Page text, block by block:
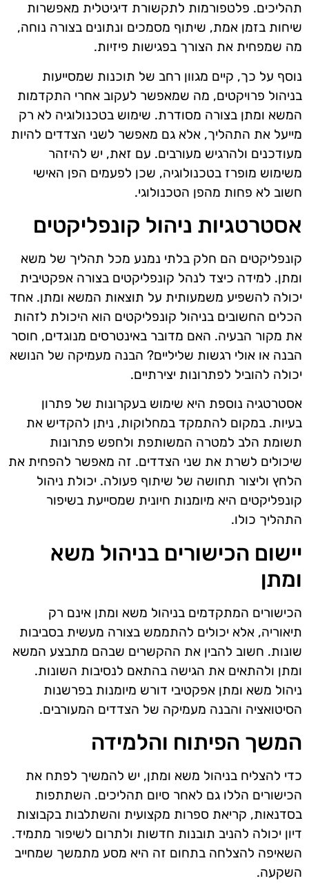
תהליכים. פלטפורמות לתקשורת דיגיטלית מאפשרות
שיחות בזמן אמת, שיתוף מסמכים ונתונים בצורה נוחה,
מה שמפחית את הצורך בפגישות פיזיות.
נוסף על כך, קיים מגוון רחב של תוכנות שמסייעות
בניהול פרויקטים, מה שמאפשר לעקוב אחרי התקדמות
המשא ומתן בצורה מסודרת. שימוש בטכנולוגיה לא רק
מייעל את התהליך, אלא גם מאפשר לשני הצדדים להיות
מעודכנים ולהרגיש מעורבים. עם זאת, יש להיזהר
משימוש מופרז בטכנולוגיה, שכן לפעמים הפן האישי
חשוב לא פחות מהפן הטכנולוגי.
אסטרטגיות ניהול קונפליקטים
קונפליקטים הם חלק בלתי נמנע מכל תהליך של משא
ומתן. למידה כיצד לנהל קונפליקטים בצורה אפקטיבית
יכולה להשפיע משמעותית על תוצאות המשא ומתן. אחד
הכלים החשובים בניהול קונפליקטים הוא היכולת לזהות
את מקור הבעיה. האם מדובר באינטרסים מנוגדים, חוסר
הבנה או אולי רגשות שליליים? הבנה מעמיקה של הנושא
יכולה להוביל לפתרונות יצירתיים.
אסטרטגיה נוספת היא שימוש בעקרונות של פתרון
בעיות. במקום להתמקד במחלוקות, ניתן להקדיש את
תשומת הלב למטרה המשותפת ולחפש פתרונות
שיכולים לשרת את שני הצדדים. זה מאפשר להפחית את
הלחץ וליצור תחושה של שיתוף פעולה. יכולת ניהול
קונפליקטים היא מיומנות חיונית שמסייעת בשיפור
התהליך כולו.
יישום הכישורים בניהול משא
ומתן
הכישורים המתקדמים בניהול משא ומתן אינם רק
תיאוריה, אלא יכולים להתממש בצורה מעשית בסביבות
שונות. חשוב להבין את ההקשרים שבהם מתבצע המשא
ומתן ולהתאים את הגישה בהתאם לנסיבות השונות.
ניהול משא ומתן אפקטיבי דורש מיומנות בפרשנות
הסיטואציה והבנה מעמיקה של הצדדים המעורבים.
המשך הפיתוח והלמידה
כדי להצליח בניהול משא ומתן, יש להמשיך לפתח את
הכישורים הללו גם לאחר סיום תהליכים. השתתפות
בסדנאות, קריאת ספרות מקצועית והשתלבות בקבוצות
דיון יכולה להניב תובנות חדשות ולתרום לשיפור מתמיד.
השאיפה להצלחה בתחום זה היא מסע מתמשך שמחייב
השקעה.